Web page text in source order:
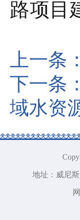
路项目
上一条：
下一条：
域水资
地址：威尼